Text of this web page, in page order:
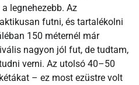
legnehezebb. Az
futni, és tartalékolni
150 méternél már
nagyon jól fut, de tudtam,
verni. Az utolsó 40–50
– ez most ezüstre volt